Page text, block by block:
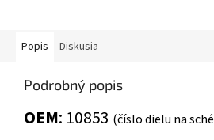
Popis Diskusia
Podrobný popis
OEM: 10853 (číslo dielu na